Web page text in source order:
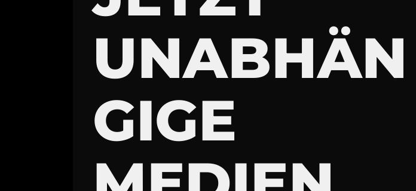
UNABHÄN
GIGE